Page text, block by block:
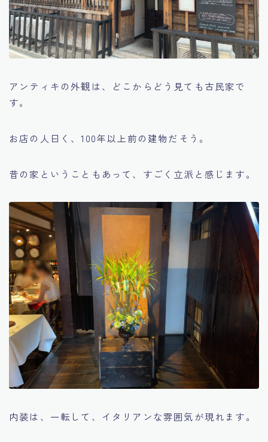
アンティキの外観は、どこからどう見ても古民家で
す。
お店の人曰く、100年以上前の建物だそう。
昔の家ということもあって、すごく立派と感じます。
内装は、一転して、イタリアンな雰囲気が現れます。